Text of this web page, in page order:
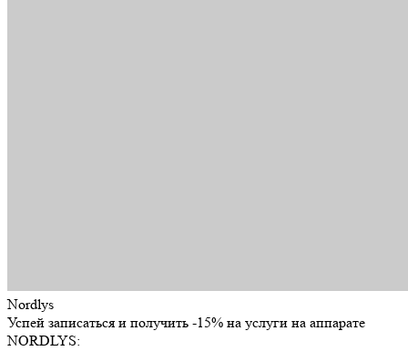
Nordlys
Успей записаться и получить -15% на услуги на аппарате
NORDLYS: